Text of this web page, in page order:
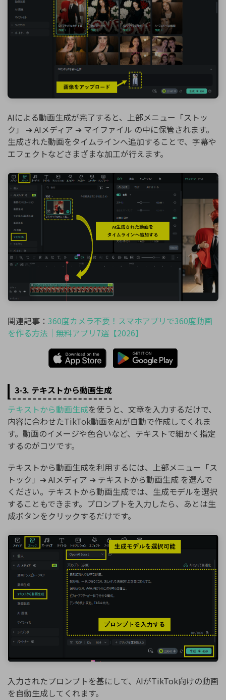
AIによる動画生成が完了すると、上部メニュー「ストッ
ク」 ➔ AIメディア ➔ マイファイル の中に保管されます。
生成された動画をタイムラインへ追加することで、字幕や
エフェクトなどさまざまな加工が行えます。
関連記事： 360度カメラ不要！スマホアプリで360度動画
を作る方法｜無料アプリ7選【2026】
3-3. テキストから動画生成
テキストから動画生成を使うと、文章を入力するだけで、
内容に合わせたTikTok動画をAIが自動で作成してくれま
す。動画のイメージや色合いなど、テキストで細かく指定
するのがコツです。
テキストから動画生成を利用するには、上部メニュー「ス
トック」➔ AIメディア ➔ テキストから動画生成 を選んで
ください。テキストから動画生成では、生成モデルを選択
することもできます。プロンプトを入力したら、あとは生
成ボタンをクリックするだけです。
入力されたプロンプトを基にして、AIがTikTok向けの動画
を自動生成してくれます。